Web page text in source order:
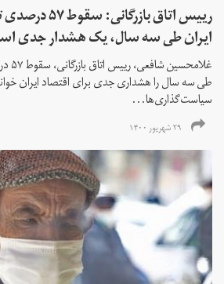
رییس اتاق
ایران طی سه سال، یک هشدار جدی
طی سه سال را هشداری جدی برای اقتصاد ایران
سیاست‌گذاری‌ها...
۲۹ شهریور ۱۴۰۰